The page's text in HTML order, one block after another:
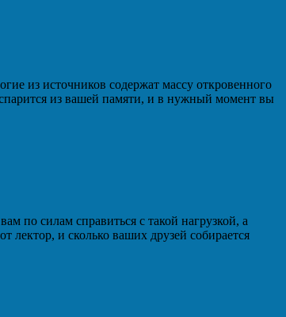
из источников содержат массу откровенного
из вашей памяти, и в нужный момент вы
по силам справиться с такой нагрузкой, а
и сколько ваших друзей собирается